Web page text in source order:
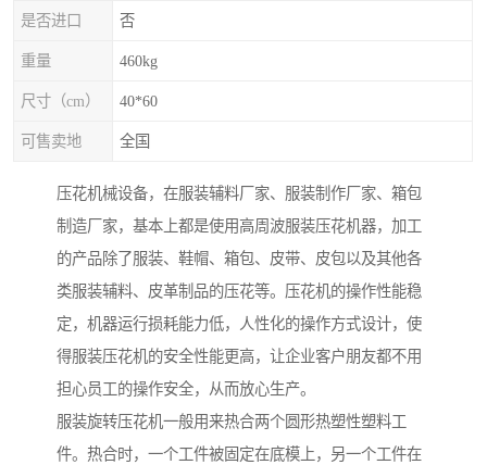
是否进口 否
重量 460kg
尺寸（cm） 40*60
可售卖地 全国
压花机械设备，在服装辅料厂家、服装制作厂家、箱包
制造厂家，基本上都是使用高周波服装压花机器，加工
的产品除了服装、鞋帽、箱包、皮带、皮包以及其他各
类服装辅料、皮革制品的压花等。压花机的操作性能稳
定，机器运行损耗能力低，人性化的操作方式设计，使
得服装压花机的安全性能更高，让企业客户朋友都不用
担心员工的操作安全，从而放心生产。
服装旋转压花机一般用来热合两个圆形热塑性塑料工
件。热合时，一个工件被固定在底模上，另一个工件在